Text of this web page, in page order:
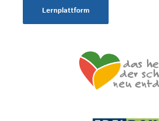
Lernplattform